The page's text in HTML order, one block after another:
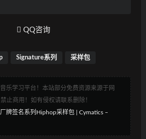
QQ咨询
Signature系列 采样包
乐学习平台！本站部分免费资源来源于网
止商用！如有侵权请联系删除！
牌签名系列Hiphop采样包 | Cymatics –